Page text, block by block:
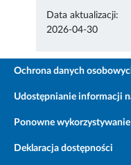
Data aktualizacji:
2026-04-30
Ochrona danych
Udostępnianie informacji
Ponowne
Deklaracja dostępności